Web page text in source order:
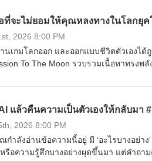
ที่จะไม่ยอมให้คุณหลงทางในโลกยุค
2026 8:00 PM
นเกมโลกออก และออกแบบชีวิตตัวเอง
To The Moon รวบรวมเนื้อหาทรงพ
มองอนาคตผ่านความเสี่ยงของ AI วิธีคิด
วยกันได้เลย..#พัฒนาตัวเอง#สรุปหนังสือ
แล้วคืนความเป็นตัวเองให้กลับมา
2026 8:00 PM
กำลังอ่านข้อความนี้อยู่ มี ‘อะไรบางอย่า
รือความรู้สึกบางอย่างผุดขึ้นมา แต่คำถา